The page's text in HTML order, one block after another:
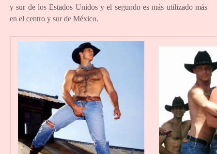
y sur de los Estados Unidos y el segundo es más utilizado más
en el centro y sur de México.